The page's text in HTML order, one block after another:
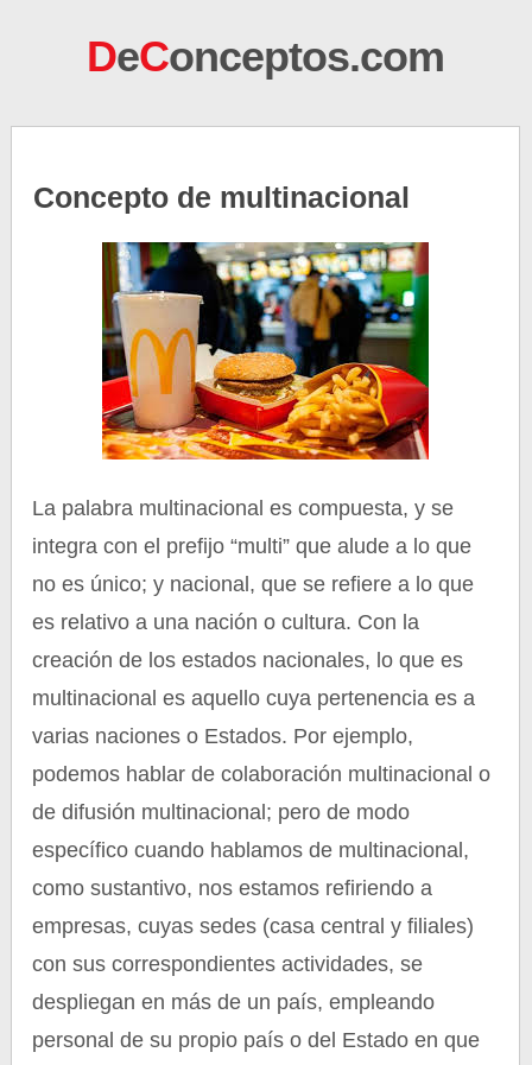
DeConceptos.com
Concepto de multinacional
La palabra multinacional es compuesta, y se
integra con el prefijo “multi” que alude a lo que
no es único; y nacional, que se refiere a lo que
es relativo a una nación o cultura. Con la
creación de los estados nacionales, lo que es
multinacional es aquello cuya pertenencia es a
varias naciones o Estados. Por ejemplo,
podemos hablar de colaboración multinacional o
de difusión multinacional; pero de modo
específico cuando hablamos de multinacional,
como sustantivo, nos estamos refiriendo a
empresas, cuyas sedes (casa central y filiales)
con sus correspondientes actividades, se
despliegan en más de un país, empleando
personal de su propio país o del Estado en que